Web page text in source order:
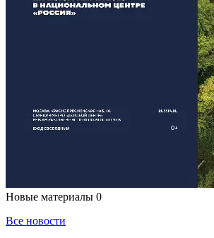
Новые материалы 0
Все новости